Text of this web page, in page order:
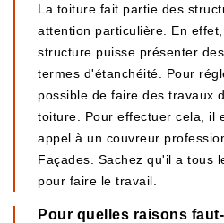
La toiture fait partie des
attention particulière. En
structure puisse présenter
termes d'étanchéité. Pour
possible de faire des travaux
toiture. Pour effectuer cela, il
appel à un couvreur
Façades. Sachez qu'il a tous
pour faire le travail.
Pour quelles raisons